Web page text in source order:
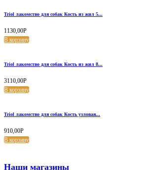
Triol лакомство для собак Кость из жил 5...
1130,00Р
В корзину
Triol лакомство для собак Кость из жил 8...
3110,00Р
В корзину
Triol лакомство для собак Кость узловая...
910,00Р
В корзину
Наши магазины